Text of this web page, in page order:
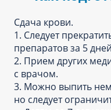
Сдача крови.
1. Следует
препаратов за 5
2. Прием других
с врачом.
3. Можно выпить
но следует